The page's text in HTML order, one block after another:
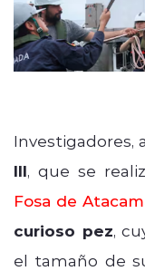
Investigadores,
III, que se
Fosa de
curioso pez,
el tamaño de